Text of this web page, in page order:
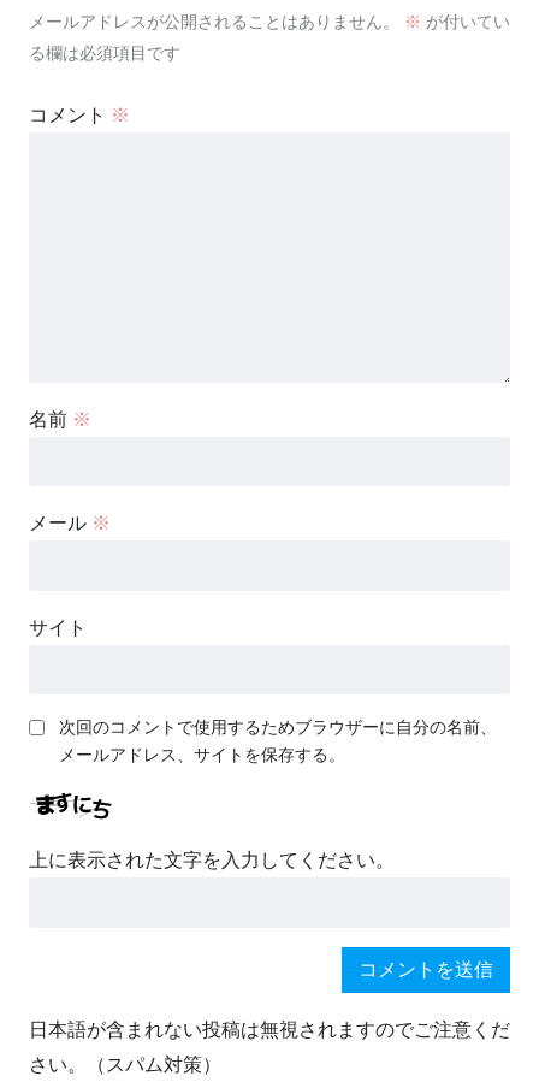
メールアドレスが公開されることはありません。 ※ が付いてい
る欄は必須項目です
コメント ※
名前 ※
メール ※
サイト
次回のコメントで使用するためブラウザーに自分の名前、
メールアドレス、サイトを保存する。
上に表示された文字を入力してください。
日本語が含まれない投稿は無視されますのでご注意くだ
さい。（スパム対策）